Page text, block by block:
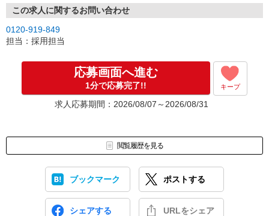
お気軽にご応募ください♪
この求人に関するお問い合わせ
0120-919-849
担当：採用担当
応募画面へ進む
1分で応募完了!! キープ
求人応募期間：2026/08/07～2026/08/31
閲覧履歴を見る
ブックマーク ポストする
シェアする URLをシェア